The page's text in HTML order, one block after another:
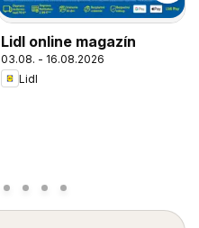
Lidl online magazín
03.08. - 16.08.2026
Lidl